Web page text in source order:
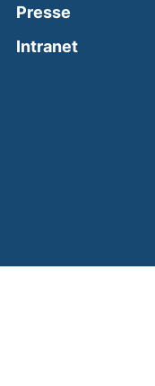
Presse
Intranet(external